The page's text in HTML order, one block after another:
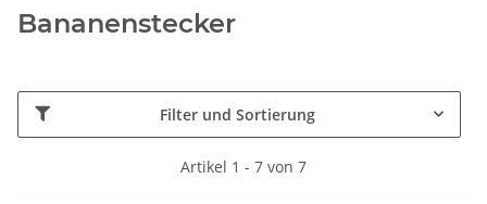
Bananenstecker
Filter und Sortierung
Artikel 1 - 7 von 7